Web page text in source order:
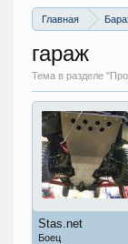
Главная
гараж
Тема в разделе "
Stas.net
Боец